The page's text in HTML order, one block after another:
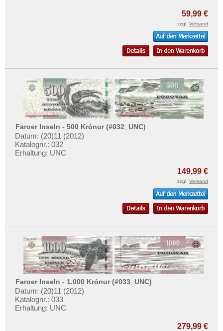
59,99 €
zzgl. Versand
Faroer Inseln - 500 Krónur (#032_UNC)
Datum: (20)11 (2012)
Katalognr.: 032
Erhaltung: UNC
149,99 €
zzgl. Versand
Faroer Inseln - 1.000 Krónur (#033_UNC)
Datum: (20)11 (2012)
Katalognr.: 033
Erhaltung: UNC
279,99 €